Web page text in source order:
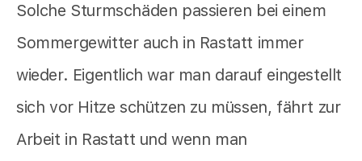
Solche Sturmschäden passieren bei einem
Sommergewitter auch in Rastatt immer
wieder. Eigentlich war man darauf eingestellt
sich vor Hitze schützen zu müssen, fährt zur
Arbeit in Rastatt und wenn man